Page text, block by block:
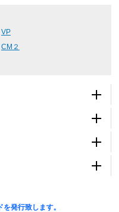
VP
CM２
発行致します。